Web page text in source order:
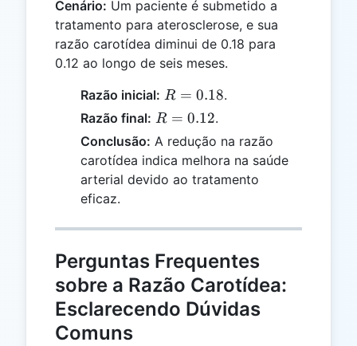
Cenário: Um paciente é submetido a
tratamento para aterosclerose, e sua
razão carotídea diminui de 0.18 para
0.12 ao longo de seis meses.
Razão inicial: R =
0.18
R = 0.18.
Razão final: R =
0.12
R = 0.12.
Conclusão: A redução na razão
carotídea indica melhora na saúde
arterial devido ao tratamento
eficaz.
Perguntas Frequentes
sobre a Razão Carotídea:
Esclarecendo Dúvidas
Comuns